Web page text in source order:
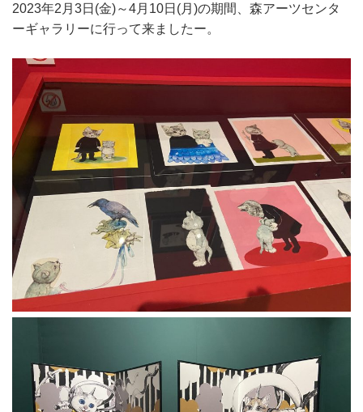
2023年2月3日(金)～4月10日(月)の期間、森アーツセンタ
ーギャラリーに行って来ましたー。